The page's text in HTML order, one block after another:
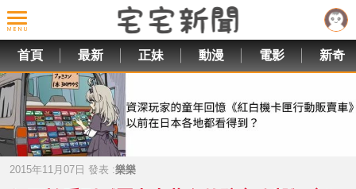
首頁 最新 正妹 動漫 電影 新奇
2015年11月07日 發表 :樂樂